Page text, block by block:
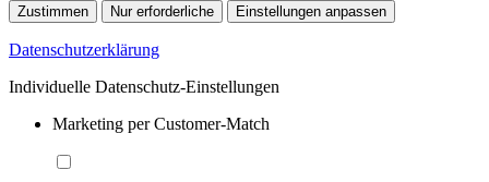
Zustimmen Nur erforderliche Einstellungen anpassen
Datenschutzerklärung
Individuelle Datenschutz-Einstellungen
Marketing per Customer-Match